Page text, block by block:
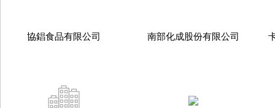
協錩食品有限公司 南部化成股份有限公司